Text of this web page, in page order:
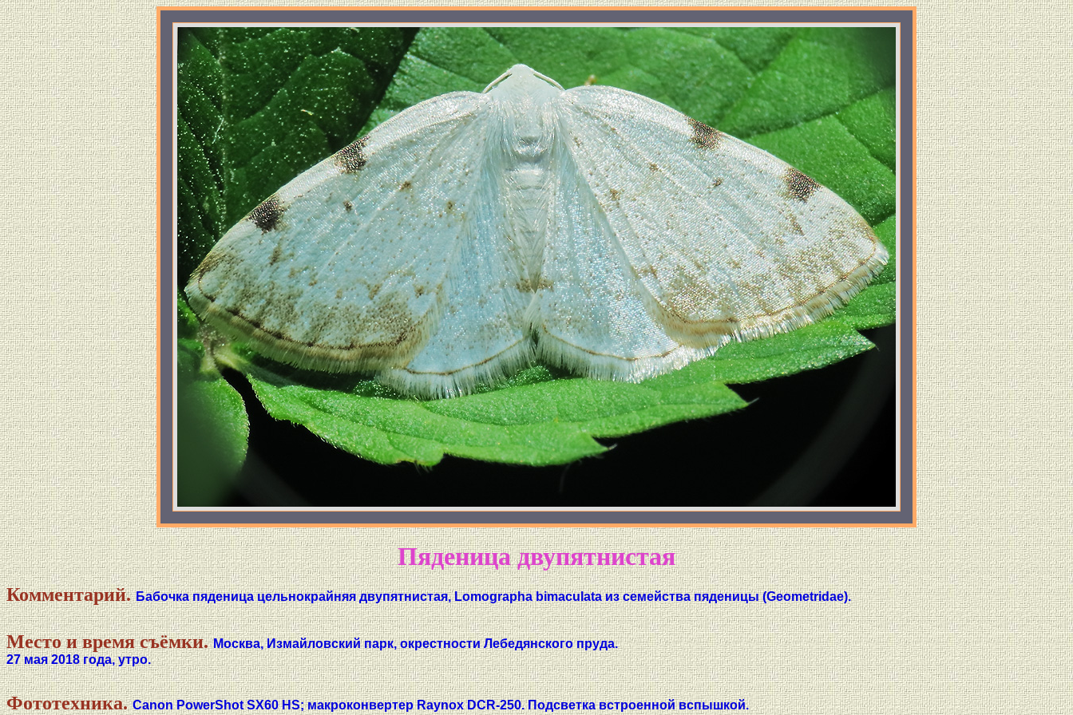
Пяденица двупятнистая
Комментарий.Бабочка пяденица цельнокрайняя двупятнистая, Lomographa bimaculata из семейства пяденицы (Geometridae).
Место и время съёмки.Москва, Измайловский парк, окрестности Лебедянского пруда.
27 мая 2018 года, утро.
Фототехника.Canon PowerShot SX60 HS; макроконвертер Raynox DCR-250. Подсветка встроенной вспышкой.